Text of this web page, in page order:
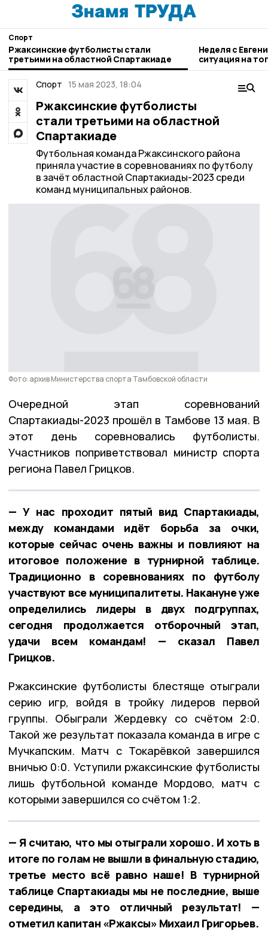
Спорт
Ржаксинские футболисты стали
третьими на областной Спартакиаде
Неделя с
ситуация на
городе и
Спорт 15 мая 2023, 18:04
Ржаксинские футболисты
стали третьими на областной
Спартакиаде
Футбольная команда Ржаксинского района
приняла участие в соревнованиях по футболу
в зачёт областной Спартакиады-2023 среди
команд муниципальных районов.
Фото: архив Министерства спорта Тамбовской области
Очередной этап соревнований
Спартакиады-2023 прошёл в Тамбове 13 мая. В
этот день соревновались футболисты.
Участников поприветствовал министр спорта
региона Павел Грицков.
— У нас проходит пятый вид Спартакиады,
между командами идёт борьба за очки,
которые сейчас очень важны и повлияют на
итоговое положение в турнирной таблице.
Традиционно в соревнованиях по футболу
участвуют все муниципалитеты. Накануне уже
определились лидеры в двух подгруппах,
сегодня продолжается отборочный этап,
удачи всем командам! — сказал Павел
Грицков.
Ржаксинские футболисты блестяще отыграли
серию игр, войдя в тройку лидеров первой
группы. Обыграли Жердевку со счётом 2:0.
Такой же результат показала команда в игре с
Мучкапским. Матч с Токарёвкой завершился
вничью 0:0. Уступили ржаксинские футболисты
лишь футбольной команде Мордово, матч с
которыми завершился со счётом 1:2.
— Я считаю, что мы отыграли хорошо. И хоть в
итоге по голам не вышли в финальную стадию,
третье место всё равно наше! В турнирной
таблице Спартакиады мы не последние, выше
середины, а это отличный результат! —
отметил капитан «Ржаксы» Михаил Григорьев.